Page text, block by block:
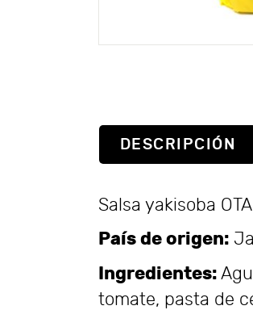
DESCRIPCIÓN
Salsa yakisoba
País de origen:
Ingredientes:
tomate, pasta de